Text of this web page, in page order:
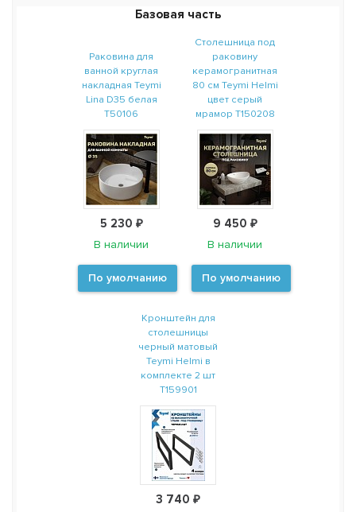
Базовая часть
Раковина для
ванной круглая
накладная Teymi
Lina D35 белая
T50106
5 230 ₽
В наличии
По умолчанию
Столешница под
раковину
керамогранитная
80 см Teymi Helmi
цвет серый
мрамор T150208
9 450 ₽
В наличии
По умолчанию
Кронштейн для
столешницы
черный матовый
Teymi Helmi в
комплекте 2 шт
T159901
3 740 ₽